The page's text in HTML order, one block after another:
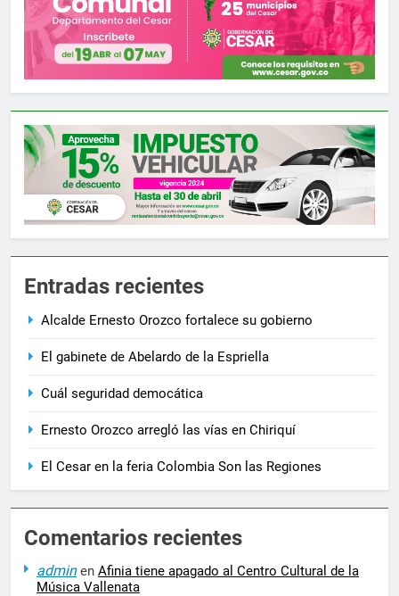
Entradas recientes
Alcalde Ernesto Orozco fortalece su gobierno
El gabinete de Abelardo de la Espriella
Cuál seguridad democática
Ernesto Orozco arregló las vías en Chiriquí
El Cesar en la feria Colombia Son las Regiones
Comentarios recientes
adminen Afinia tiene apagado al Centro Cultural de la
Música Vallenata